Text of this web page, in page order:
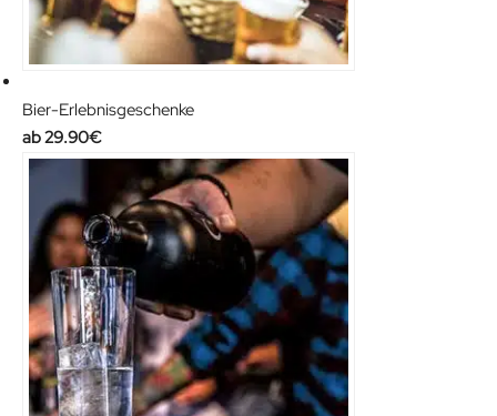
Bier-Erlebnisgeschenke
29.90€